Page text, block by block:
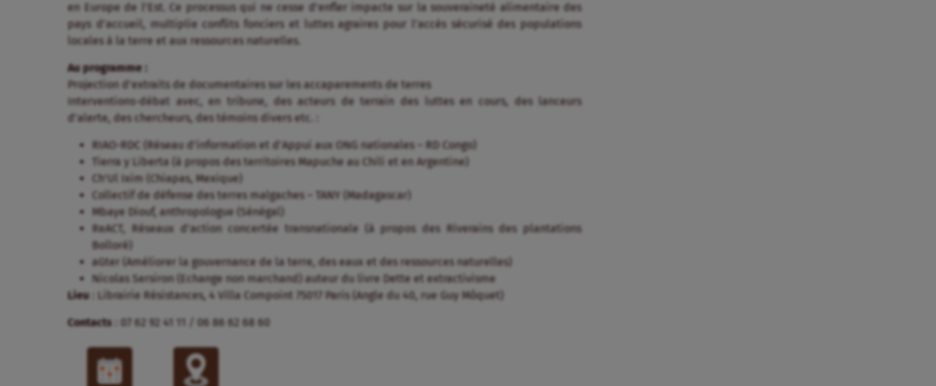
en Europe de l’Est. Ce processus qui ne cesse d’enfler impacte sur la souveraineté alimentaire des
pays d’accueil, multiplie conflits fonciers et luttes agraires pour l’accès sécurisé des populations
locales à la terre et aux ressources naturelles.
Au programme :
Projection d’extraits de documentaires sur les accaparements de terres
Interventions-débat avec, en tribune, des acteurs de terrain des luttes en cours, des lanceurs
d’alerte, des chercheurs, des témoins divers etc. :
RIAO-RDC (Réseau d’information et d’Appui aux ONG nationales – RD Congo)
Tierra y Liberta (à propos des territoires Mapuche au Chili et en Argentine)
Ch’Ul Ixim (Chiapas, Mexique)
Collectif de défense des terres malgaches – TANY (Madagascar)
Mbaye Diouf, anthropologue (Sénégal)
ReACT, Réseaux d’action concertée transnationale (à propos des Riverains des plantations
Bolloré)
aGter (Améliorer la gouvernance de la terre, des eaux et des ressources naturelles)
Nicolas Sersiron (Echange non marchand) auteur du livre Dette et extractivisme
Lieu
: Librairie Résistances, 4 Villa Compoint 75017 Paris (Angle du 40, rue Guy Môquet)
Contacts : 07 62 92 41 11 / 06 86 62 68 60